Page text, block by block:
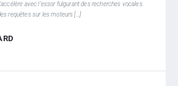
avec l’essor fulgurant des recherches vocales.
requêtes sur les moteurs […]